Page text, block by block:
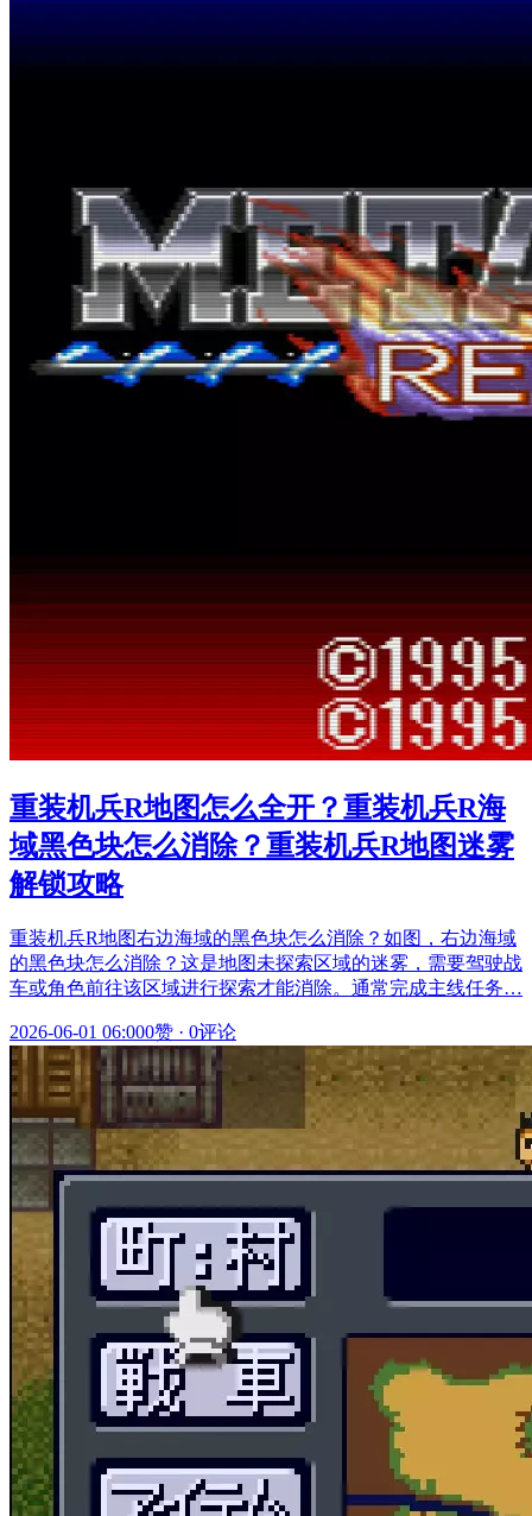
重装机兵R地图怎么全开？重装机兵R海
域黑色块怎么消除？重装机兵R地图迷雾
解锁攻略
重装机兵R地图右边海域的黑色块怎么消除？如图，右边海域
的黑色块怎么消除？这是地图未探索区域的迷雾，需要驾驶战
车或角色前往该区域进行探索才能消除。通常完成主线任务…
2026-06-01 06:000赞 · 0评论